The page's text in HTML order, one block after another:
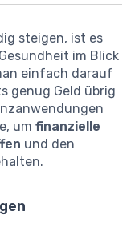
steigen, ist es
im Blick
einfach darauf
genug Geld übrig
um finanzielle
und den